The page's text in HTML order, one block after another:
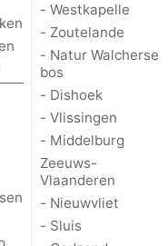
- Westkapelle
- Zoutelande
- Natur Walcherse
bos
- Dishoek
- Vlissingen
- Middelburg
Zeeuws-
Vlaanderen
- Nieuwvliet
- Sluis